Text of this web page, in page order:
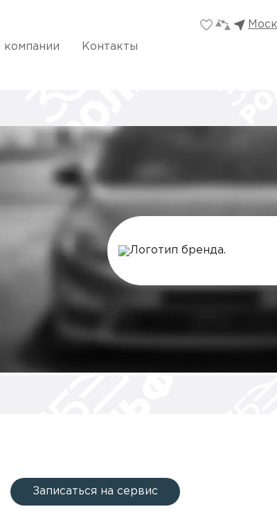
компании Контакты
Записаться на сервис